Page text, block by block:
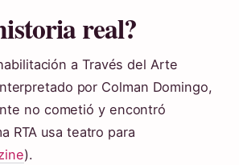
real?
a Través del Arte
por Colman Domingo,
no cometió y encontró
RTA usa teatro para
).